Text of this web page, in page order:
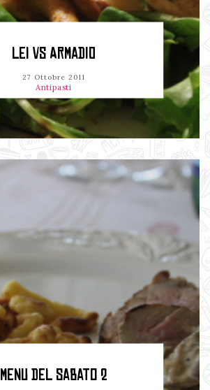
LEI VS ARMADIO
27 Ottobre 2011
Antipasti
MENU DEL SABATO 2